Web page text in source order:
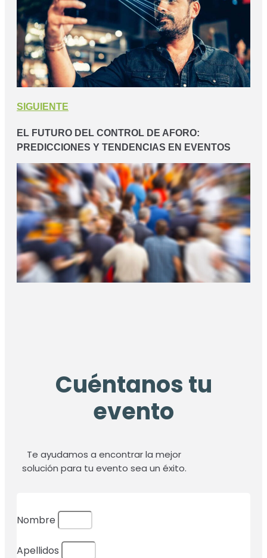
SIGUIENTE
EL FUTURO DEL CONTROL DE AFORO:
PREDICCIONES Y TENDENCIAS EN EVENTOS
Cuéntanos tu
evento
Te ayudamos a encontrar la mejor
solución para tu evento sea un éxito.
Nombre
Apellidos